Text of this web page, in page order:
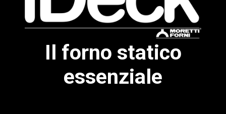
Il forno statico
essenziale